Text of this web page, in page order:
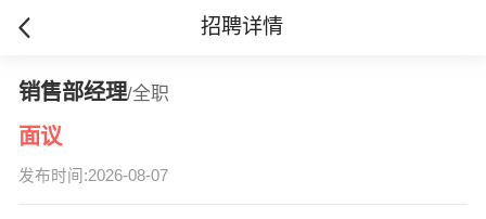
招聘详情
销售部经理/全职
面议
发布时间:2026-08-07